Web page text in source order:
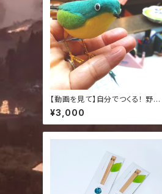
【動画を見て】自分でつくる！ 野鳥
こけし工作キット
¥3,000